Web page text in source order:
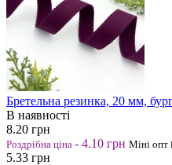
Бретельна резинка, 20 мм,
В наявності
8.20 грн
Роздрібна ціна - 4.10 грн Міні опт
5.33 грн